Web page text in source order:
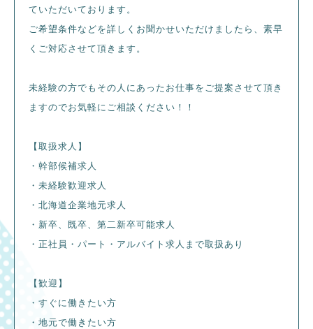
ていただいております。
ご希望条件などを詳しくお聞かせいただけましたら、素早
くご対応させて頂きます。
未経験の方でもその人にあったお仕事をご提案させて頂き
ますのでお気軽にご相談ください！！
【取扱求人】
・幹部候補求人
・未経験歓迎求人
・北海道企業地元求人
・新卒、既卒、第二新卒可能求人
・正社員・パート・アルバイト求人まで取扱あり
【歓迎】
・すぐに働きたい方
・地元で働きたい方